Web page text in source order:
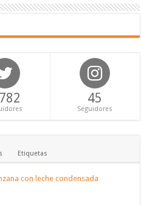
45
Seguidores
Etiquetas
con leche condensada